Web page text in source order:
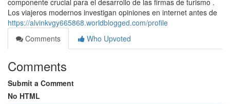
componente crucial para el desarrollo de las firmas de turismo .
Los viajeros modernos investigan opiniones en internet antes de
https://alvinkvgy665868.worldblogged.com/profile
Comments
Who Upvoted
Comments
Submit a Comment
No HTML